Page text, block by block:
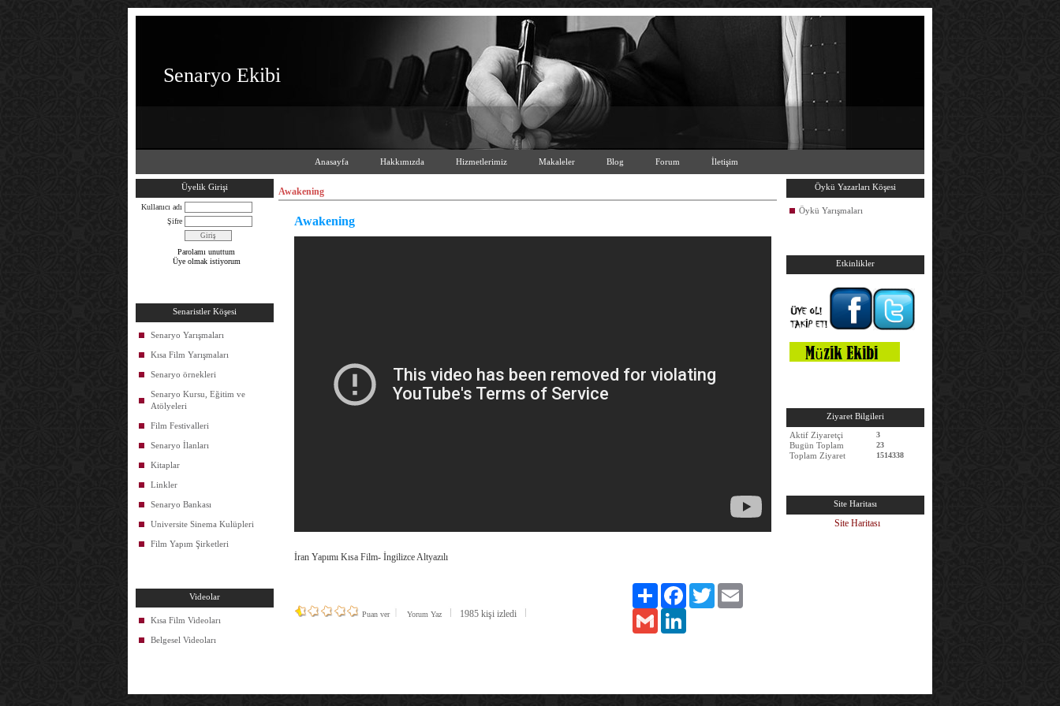
Senaryo Ekibi
Anasayfa Hakkımızda Hizmetlerimiz Makaleler Blog Forum İletişim
Üyelik Girişi
Kullanıcı adı
Şifre
Parolamı unuttum
Üye olmak istiyorum
Senaristler Köşesi
Senaryo Yarışmaları
Kısa Film Yarışmaları
Senaryo örnekleri
Senaryo Kursu, Eğitim ve
Atölyeleri
Film Festivalleri
Senaryo İlanları
Kitaplar
Linkler
Senaryo Bankası
Universite Sinema Kulüpleri
Film Yapım Şirketleri
Videolar
Kısa Film Videoları
Belgesel Videoları
Awakening
Awakening
İran Yapımı Kısa Film- İngilizce Altyazılı
Puan ver Yorum Yaz 1985 kişi izledi
Paylaş FacebookTwitter
Gmail
Öykü Yazarları Köşesi
Öykü Yarışmaları
Etkinlikler
Ziyaret Bilgileri
Aktif Ziyaretçi
3
Bugün Toplam 23
Toplam Ziyaret 1514338
Site Haritası
Site Haritası